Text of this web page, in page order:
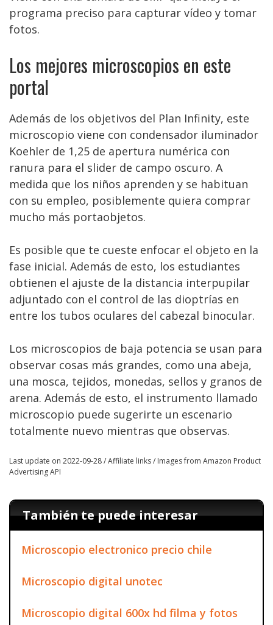
programa preciso para capturar vídeo y tomar
fotos.
Los mejores microscopios en este
portal
Además de los objetivos del Plan Infinity, este
microscopio viene con condensador iluminador
Koehler de 1,25 de apertura numérica con
ranura para el slider de campo oscuro. A
medida que los niños aprenden y se habituan
con su empleo, posiblemente quiera comprar
mucho más portaobjetos.
Es posible que te cueste enfocar el objeto en la
fase inicial. Además de esto, los estudiantes
obtienen el ajuste de la distancia interpupilar
adjuntado con el control de las dioptrías en
entre los tubos oculares del cabezal binocular.
Los microscopios de baja potencia se usan para
observar cosas más grandes, como una abeja,
una mosca, tejidos, monedas, sellos y granos de
arena. Además de esto, el instrumento llamado
microscopio puede sugerirte un escenario
totalmente nuevo mientras que observas.
Last update on 2022-09-28 / Affiliate links / Images from Amazon Product
Advertising API
También te puede interesar
Microscopio electronico precio chile
Microscopio digital unotec
Microscopio digital 600x hd filma y fotos